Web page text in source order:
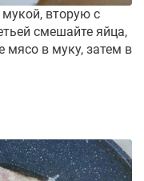
вторую с
смешайте яйца,
мясо в муку, затем в